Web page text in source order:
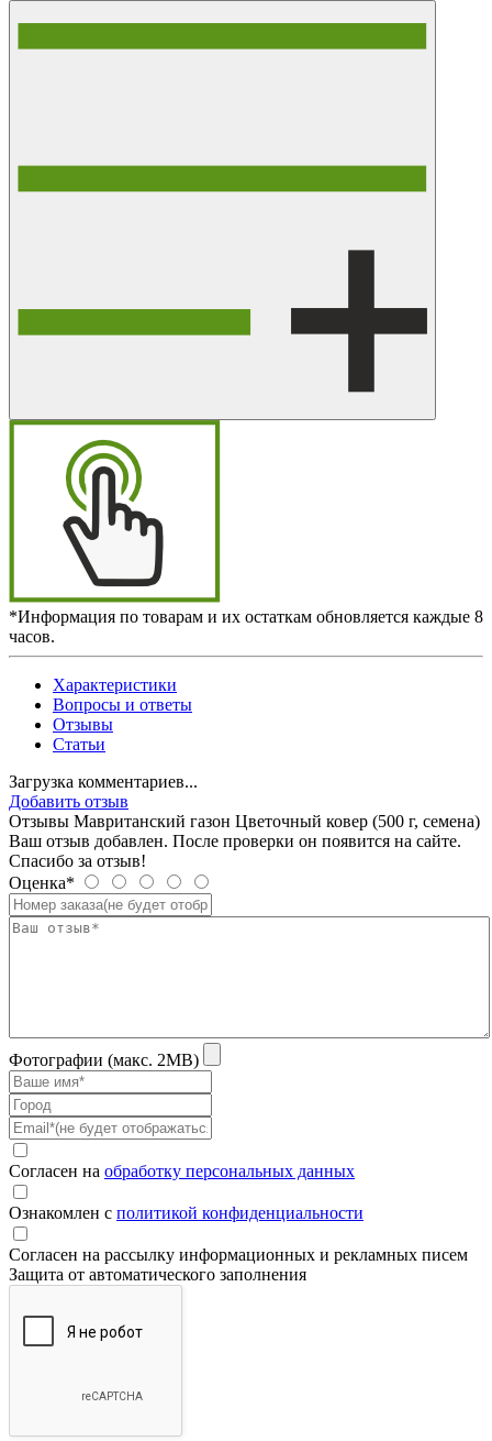
*Информация по товарам и их остаткам обновляется каждые 8
часов.
Характеристики
Вопросы и ответы
Отзывы
Статьи
Загрузка комментариев...
Добавить отзыв
Отзывы Мавританский газон Цветочный ковер (500 г, семена)
Ваш отзыв добавлен. После проверки он появится на сайте.
Спасибо за отзыв!
Оценка*
Фотографии (макс. 2MB)
Согласен на обработку персональных данных
Ознакомлен с политикой конфиденциальности
Согласен на рассылку информационных и рекламных писем
Защита от автоматического заполнения